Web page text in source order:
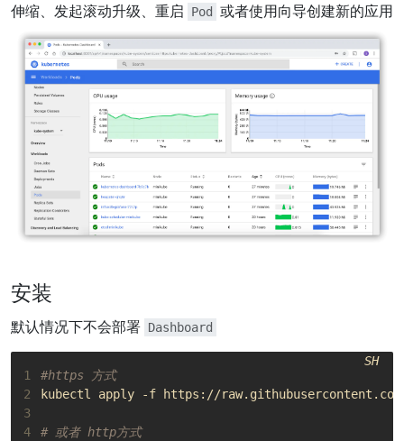
伸缩、发起滚动升级、重启
Pod 或者使用向导创建新的应用
安装
默认情况下不会部署 Dashboard
1
#https 方式
2
3
4
# 或者 http方式
SH